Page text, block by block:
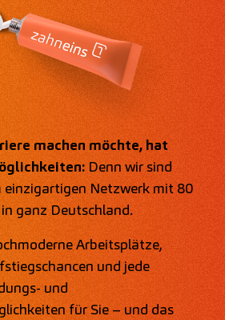
machen möchte, hat
Denn wir sind
einzigartigen Netzwerk mit 80
ganz Deutschland.
Arbeitsplätze,
und jede
und
für Sie – und das